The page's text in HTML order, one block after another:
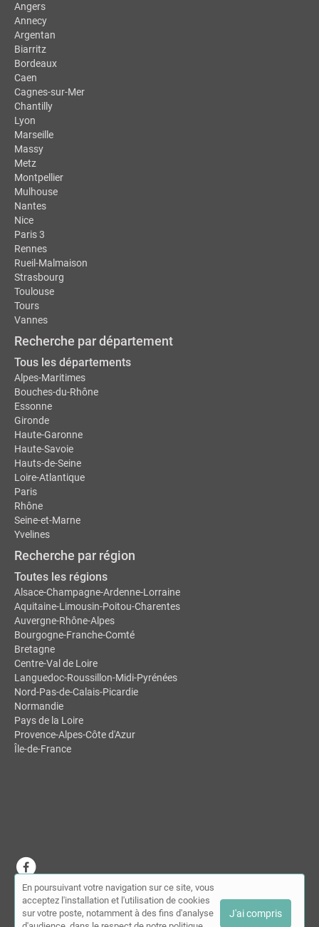
Angers
Annecy
Argentan
Biarritz
Bordeaux
Caen
Cagnes-sur-Mer
Chantilly
Lyon
Marseille
Massy
Metz
Montpellier
Mulhouse
Nantes
Nice
Paris 3
Rennes
Rueil-Malmaison
Strasbourg
Toulouse
Tours
Vannes
Recherche par département
Tous les départements
Alpes-Maritimes
Bouches-du-Rhône
Essonne
Gironde
Haute-Garonne
Haute-Savoie
Hauts-de-Seine
Loire-Atlantique
Paris
Rhône
Seine-et-Marne
Yvelines
Recherche par région
Toutes les régions
Alsace-Champagne-Ardenne-Lorraine
Aquitaine-Limousin-Poitou-Charentes
Auvergne-Rhône-Alpes
Bourgogne-Franche-Comté
Bretagne
Centre-Val de Loire
Languedoc-Roussillon-Midi-Pyrénées
Nord-Pas-de-Calais-Picardie
Normandie
Pays de la Loire
Provence-Alpes-Côte d'Azur
Île-de-France
© MDSL | Annuaire des chiropracteurs 2026 |
compte|Contact
En poursuivant votre navigation sur ce site, vous
acceptez l'installation et l'utilisation de cookies
sur votre poste, notamment à des fins d'analyse
J'ai compris